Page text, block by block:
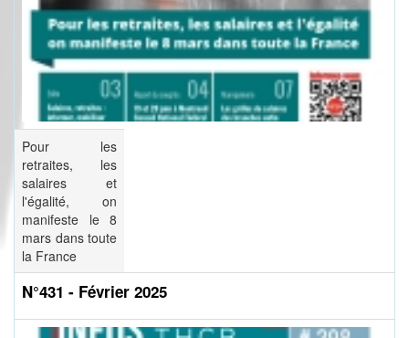
Pour les
retraites, les
salaires et
l'égalité, on
manifeste le 8
mars dans toute
la France
N°431 - Février 2025